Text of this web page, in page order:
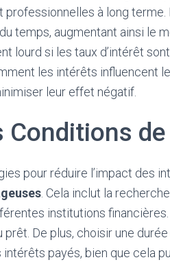
professionnelles à long
temps, augmentant ainsi le
lourd si les taux d’intérêt
les intérêts influencent
leur effet négatif.
Conditions
pour réduire l’impact des
. Cela inclut la
institutions financières.
De plus, choisir une
payés, bien que cela